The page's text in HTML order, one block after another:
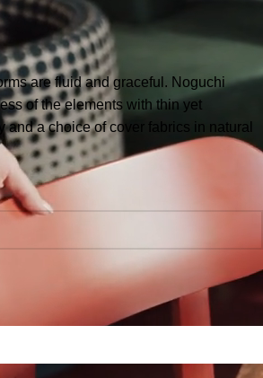
are fluid and graceful.‎ Noguchi
of the elements with thin yet
and a choice of cover fabrics in natural